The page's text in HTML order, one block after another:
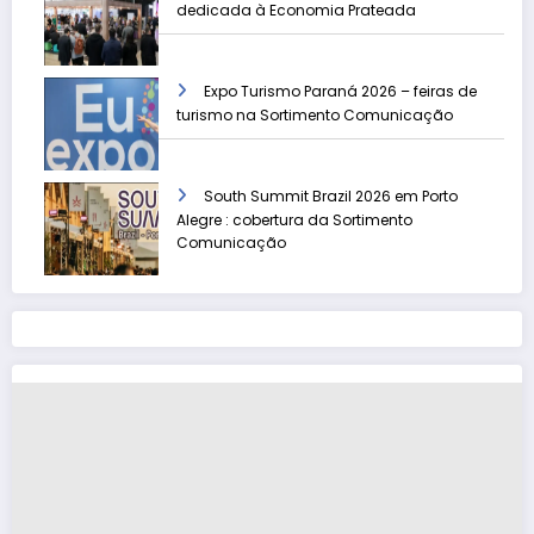
dedicada à Economia Prateada
Expo Turismo Paraná 2026 – feiras de
turismo na Sortimento Comunicação
South Summit Brazil 2026 em Porto
Alegre : cobertura da Sortimento
Comunicação